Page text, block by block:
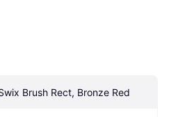
Brush Rect, Bronze Red